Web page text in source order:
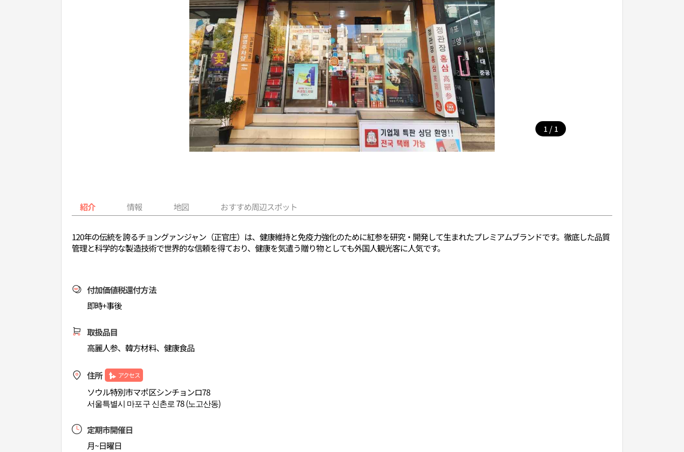
1 / 1
紹介 情報 地図 おすすめ周辺スポット
120年の伝統を誇るチョングァンジャン（正官庄）は、健康維持と免疫力強化のために紅参を研究・開発して生まれたプレミアムブランドです。徹底した品質
管理と科学的な製造技術で世界的な信頼を得ており、健康を気遣う贈り物としても外国人観光客に人気です。
付加価値税還付方法
即時+事後
取扱品目
高麗人参、韓方材料、健康食品
住所 アクセス
ソウル特別市マポ区シンチョンロ78
서울특별시 마포구 신촌로 78 (노고산동)
定期市開催日
月~日曜日